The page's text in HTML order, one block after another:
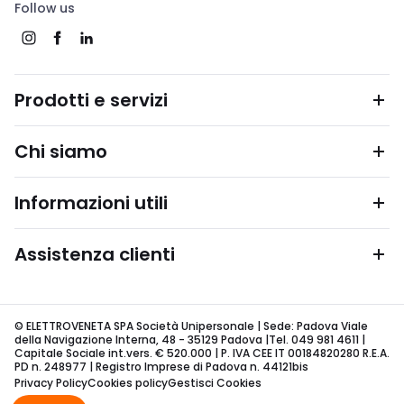
Follow us
Prodotti e servizi
Chi siamo
Informazioni utili
Assistenza clienti
© ELETTROVENETA SPA Società Unipersonale | Sede: Padova Viale
della Navigazione Interna, 48 - 35129 Padova |Tel. 049 981 4611 |
Capitale Sociale int.vers. € 520.000 | P. IVA CEE IT 00184820280 R.E.A.
PD n. 248977 | Registro Imprese di Padova n. 44121bis
Privacy PolicyCookies policyGestisci Cookies